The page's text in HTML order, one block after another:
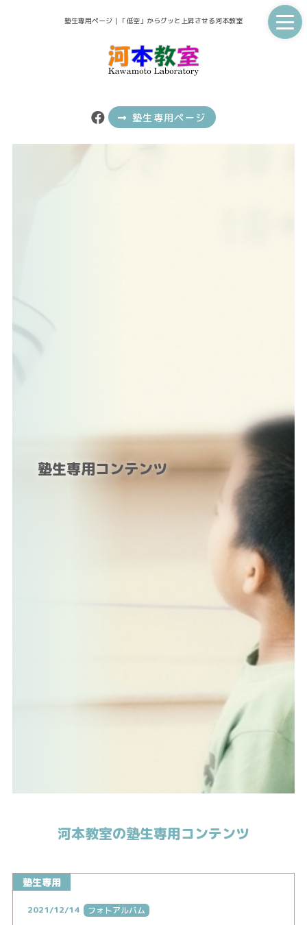
塾生専用ページ｜「低空」からグッと上昇させる河本教室
塾生専用ページ
塾生専用コンテンツ
河本教室の塾生専用コンテンツ
塾生専用
2021/12/14 フォトアルバム